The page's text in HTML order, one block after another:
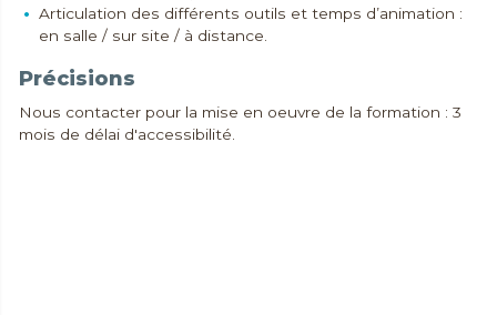
Articulation des différents outils et temps d’animation :
en salle / sur site / à distance.
Précisions
Nous contacter pour la mise en oeuvre de la formation : 3
mois de délai d'accessibilité.